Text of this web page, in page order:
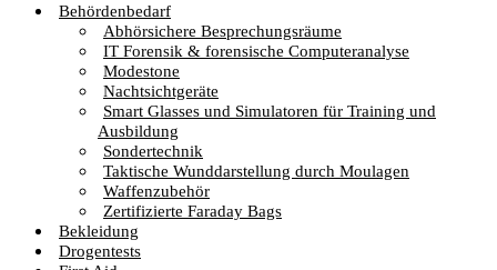
Behördenbedarf
Abhörsichere Besprechungsräume
IT Forensik & forensische Computeranalyse
Modestone
Nachtsichtgeräte
Smart Glasses und Simulatoren für Training und
Ausbildung
Sondertechnik
Taktische Wunddarstellung durch Moulagen
Waffenzubehör
Zertifizierte Faraday Bags
Bekleidung
Drogentests